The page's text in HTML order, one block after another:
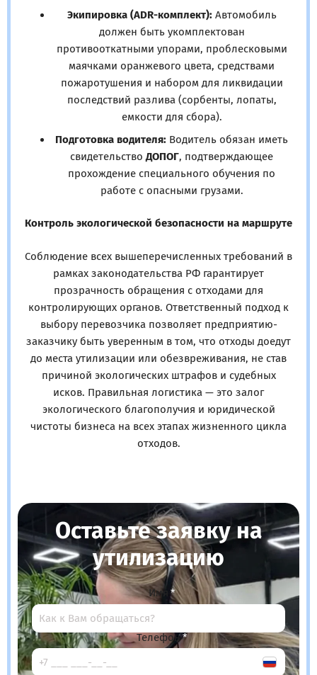
Экипировка (ADR-комплект):Автомобиль
должен быть укомплектован
противооткатными упорами, проблесковыми
маячками оранжевого цвета, средствами
пожаротушения и набором для ликвидации
последствий разлива (сорбенты, лопаты,
емкости для сбора).
Подготовка водителя: Водитель обязан иметь
свидетельствоДОПОГ, подтверждающее
прохождение специального обучения по
работе с опасными грузами.
Контроль экологической безопасности на маршруте
Соблюдение всех вышеперечисленных требований в
рамках законодательства РФ гарантирует
прозрачность обращения с отходами для
контролирующих органов. Ответственный подход к
выбору перевозчика позволяет предприятию-
заказчику быть уверенным в том, что отходы доедут
до места утилизации или обезвреживания, не став
причиной экологических штрафов и судебных
исков. Правильная логистика — это залог
экологического благополучия и юридической
чистоты бизнеса на всех этапах жизненного цикла
отходов.
Оставьте заявку на
утилизацию
Имя
Телефон